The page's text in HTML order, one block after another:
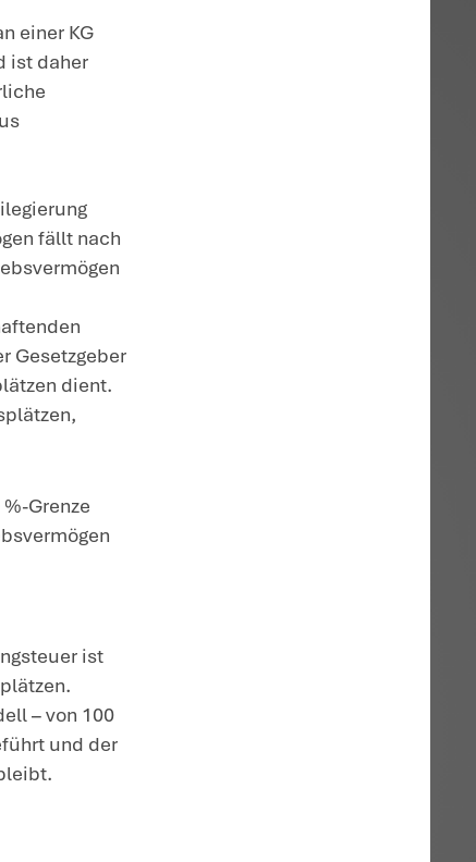
steuerfrei. Nach der
nur vor, wenn der
(z.B. vermietete
ein KG-Anteil geschenkt. Die KG war
deren Vermögen zu mehr als 50 %
bestand. Das Finanzamt
für das Betriebsvermögen nicht,
der KGaA gehörte. Damit unterlag der
der Schenkungsteuer.
die hiergegen gerichtete Klage ab:
Der Anteil an einer KG
begünstigt und ist daher
gilt die schenkungsteuerliche
zu mehr als 50 % aus